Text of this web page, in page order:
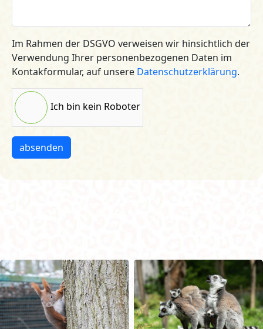
Im Rahmen der DSGVO verweisen wir hinsichtlich der
Verwendung Ihrer personenbezogenen Daten im
Kontakformular, auf unsere Datenschutzerklärung.
Ich bin kein Roboter
absenden